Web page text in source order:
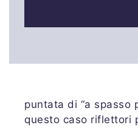
puntata di “a spasso
questo caso riflettori